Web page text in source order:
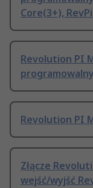
Core(3+), RevPi
Revolution PI
Revolution PI
Złącze
wejść/wyjść